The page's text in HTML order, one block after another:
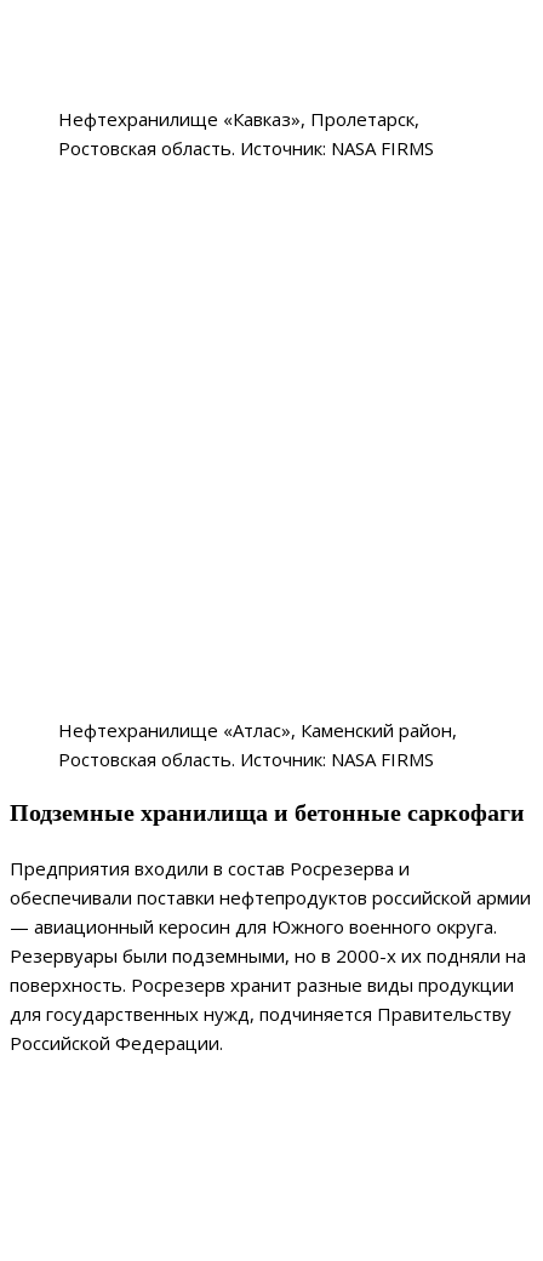
Нефтехранилище «Кавказ», Пролетарск,
Ростовская область. Источник: NASA FIRMS
Нефтехранилище «Атлас», Каменский район,
Ростовская область. Источник: NASA FIRMS
Подземные хранилища и бетонные саркофаги
Предприятия входили в состав Росрезерва и
обеспечивали поставки нефтепродуктов российской армии
— авиационный керосин для Южного военного округа.
Резервуары были подземными, но в 2000-х их подняли на
поверхность. Росрезерв хранит разные виды продукции
для государственных нужд, подчиняется Правительству
Российской Федерации.